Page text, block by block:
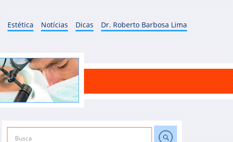
Estética Notícias Dicas Dr. Roberto Barbosa Lima